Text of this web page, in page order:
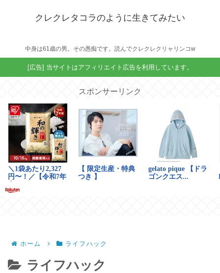
クレクレタコラのように生きてみたい
中身は61歳の男。その愚痴です。読んでクレクレクリャリンコw
[広告] 当サイトはアフィリエイト広告を利用しています。
スポンサーリンク
ホーム ライフハック
ライフハック